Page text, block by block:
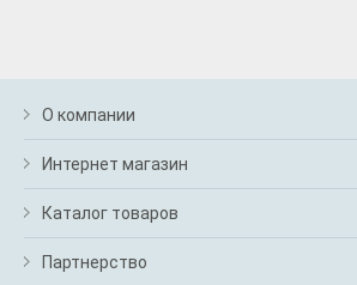
О компании
Интернет магазин
Каталог товаров
Партнерство